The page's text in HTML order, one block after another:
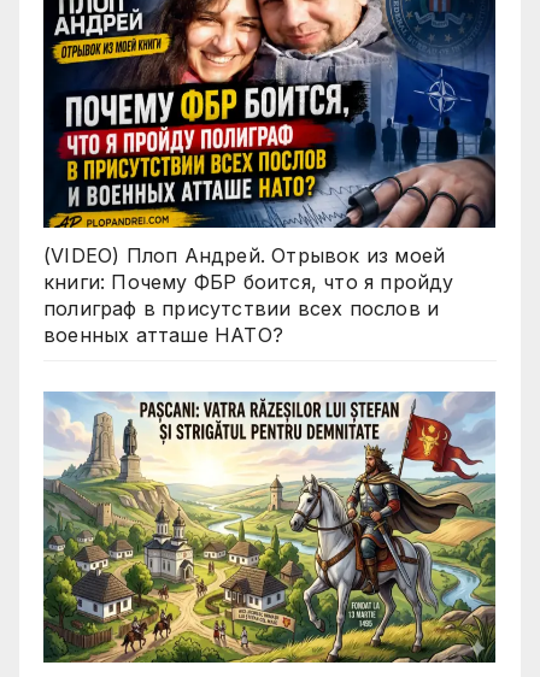
(VIDEO) Плоп Андрей. Отрывок из моей
книги: Почему ФБР боится, что я пройду
полиграф в присутствии всех послов и
военных атташе НАТО?